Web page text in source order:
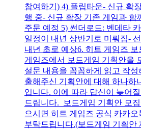
참여하기) 4) 플립타운- 신규 확
행 중- 신규 확장 기존 게임과 함
주문 예정 5) 썬더로드: 벤데타
일정이 내년 상반기로 미뤄짐-
내년 초로 예상6. 히트 게임즈
게임즈에서 보드게임 기획안을
설문 내용을 꼼꼼하게 읽고 작성
출해주신 기획안에 대해 하나하
입니다. 이에 따라 답신이 늦어
드립니다. 보드게임 기획안 모
으시면 히트 게임즈 공식 카카오
부탁드립니다.(보드게임 기획안